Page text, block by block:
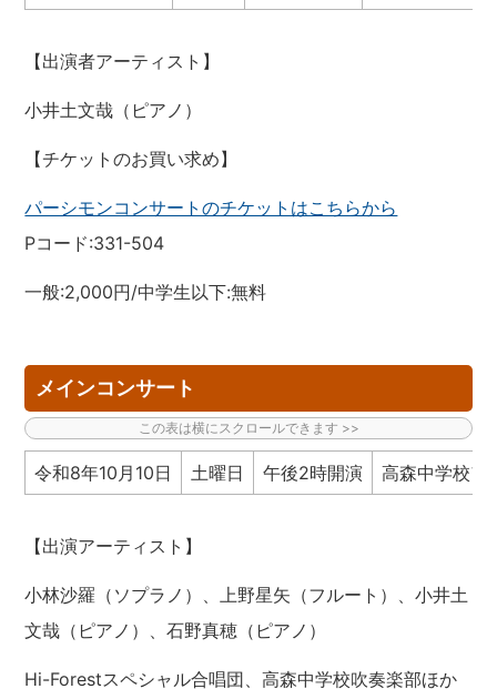
【出演者アーティスト】
小井土文哉（ピアノ）
【チケットのお買い求め】
パーシモンコンサートのチケットはこちらから
Pコード:331-504
一般:2,000円/中学生以下:無料
メインコンサート
令和8年10月10日 土曜日 午後2時開演 高森中学校ア
【出演アーティスト】
小林沙羅（ソプラノ）、上野星矢（フルート）、小井土
文哉（ピアノ）、石野真穂（ピアノ）
Hi-Forestスペシャル合唱団、高森中学校吹奏楽部ほか